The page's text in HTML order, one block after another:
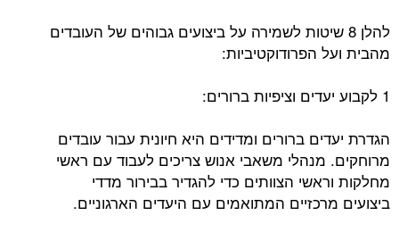
להלן 8 שיטות לשמירה על ביצועים גבוהים של העובדים
מהבית ועל הפרודוקטיביות:
1 לקבוע יעדים וציפיות ברורים:
הגדרת יעדים ברורים ומדידים היא חיונית עבור עובדים
מרוחקים. מנהלי משאבי אנוש צריכים לעבוד עם ראשי
מחלקות וראשי הצוותים כדי להגדיר בבירור מדדי
ביצועים מרכזיים המתואמים עם היעדים הארגוניים.